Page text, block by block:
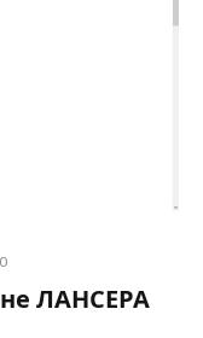
0
ЛАНСЕРА